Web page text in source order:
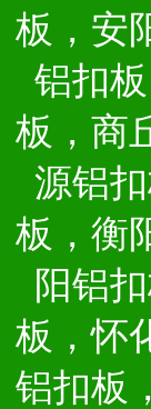
板，安
铝扣
板，商
源铝
板，衡
阳铝
板，怀
铝扣板